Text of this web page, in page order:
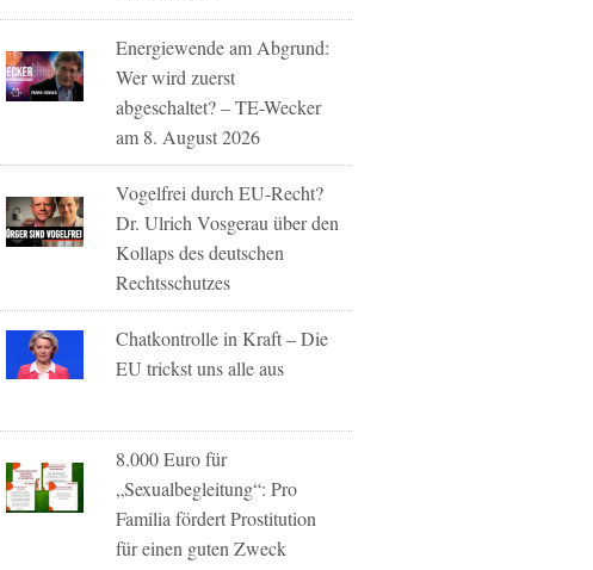
Energiewende am Abgrund:
Wer wird zuerst
abgeschaltet? – TE-Wecker
am 8. August 2026
Vogelfrei durch EU-Recht?
Dr. Ulrich Vosgerau über den
Kollaps des deutschen
Rechtsschutzes
Chatkontrolle in Kraft – Die
EU trickst uns alle aus
8.000 Euro für
„Sexualbegleitung“: Pro
Familia fördert Prostitution
für einen guten Zweck